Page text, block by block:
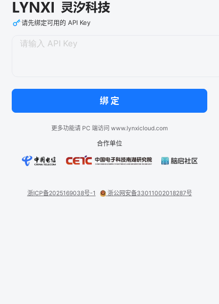
请先绑定可用的 API Key
绑 定
更多功能请 PC 端访问 www.lynxicloud.com
合作单位
浙ICP备2025169038号-1 浙公网安备33011002018287号